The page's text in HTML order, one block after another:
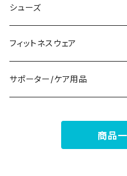
パンツドレス
ナイトドレス
その他
コサージュ
リング
その他
タンクトップ/キャミソール
半袖/5分
7分/長袖
ペチコート/ペチパンツ
クラッチバッグ
トートバッグ
ショルダーバッグ
カジュアルバッグ
マフラー/スカーフ/ストール
財布
アクセサリーケース
シューズ
スニーカー
ブーツ
フィットネスウェア
セット販売
サポーター/ケア用品
商品